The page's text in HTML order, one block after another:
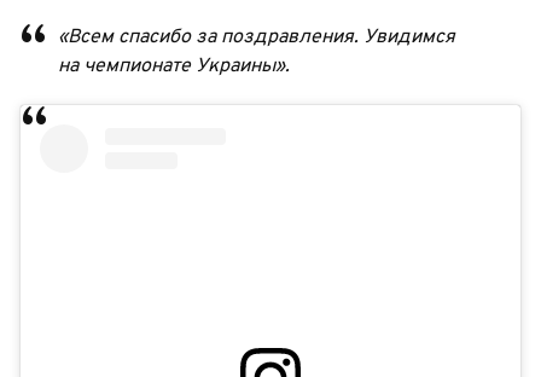
«Всем спасибо за поздравления. Увидимся
на чемпионате Украины».